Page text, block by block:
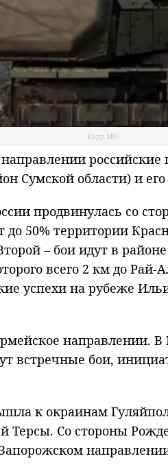
Кадр МО
российские
Сумской области) и его
продвинулась со
50% территории
– бои идут в
всего 2 км до
успехи на рубеже
направлении.
встречные бои,
к окраинам
Со стороны